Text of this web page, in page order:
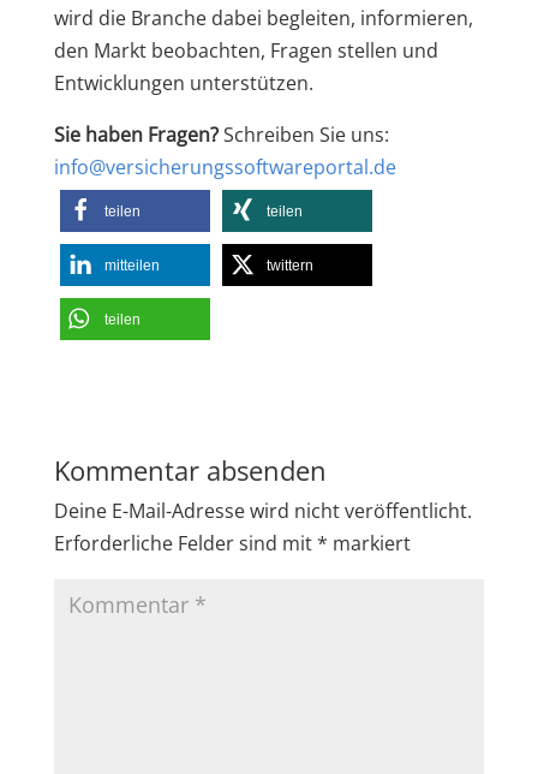
wird die Branche dabei begleiten, informieren,
den Markt beobachten, Fragen stellen und
Entwicklungen unterstützen.
Sie haben Fragen?Schreiben Sie uns:
info@versicherungssoftwareportal.de
teilen teilen
mitteilen twittern
teilen
Kommentar absenden
Deine E-Mail-Adresse wird nicht veröffentlicht.
Erforderliche Felder sind mit* markiert